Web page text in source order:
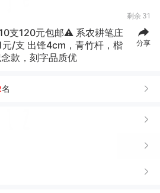
剩余 31
支120元包邮⚠️ 系农耕笔庄
/支 出锋4cm，青竹杆，楷
款，刻字品质优
分享
名